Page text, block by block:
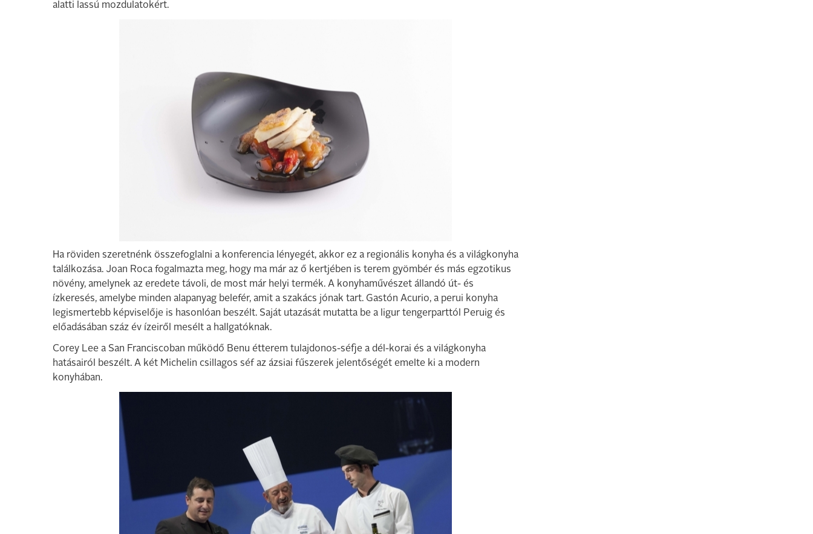
alatti lassú mozdulatokért.
Ha röviden szeretnénk összefoglalni a konferencia lényegét, akkor ez a regionális konyha és a világkonyha
találkozása. Joan Roca fogalmazta meg, hogy ma már az ő kertjében is terem gyömbér és más egzotikus
növény, amelynek az eredete távoli, de most már helyi termék. A konyhaművészet állandó út- és
ízkeresés, amelybe minden alapanyag belefér, amit a szakács jónak tart. Gastón Acurio, a perui konyha
legismertebb képviselője is hasonlóan beszélt. Saját utazását mutatta be a ligur tengerparttól Peruig és
előadásában száz év ízeiről mesélt a hallgatóknak.
Corey Lee a San Franciscoban működő Benu étterem tulajdonos-séfje a dél-korai és a világkonyha
hatásairól beszélt. A két Michelin csillagos séf az ázsiai fűszerek jelentőségét emelte ki a modern
konyhában.